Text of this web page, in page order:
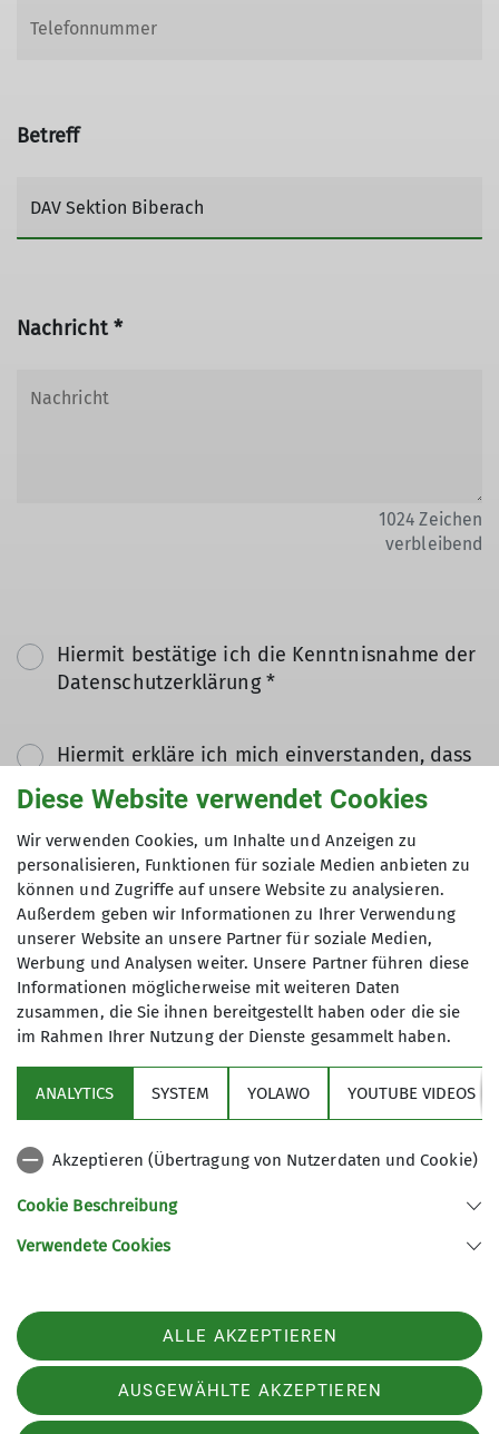
Betreff
Nachricht *
1024 Zeichen
verbleibend
Hiermit bestätige ich die Kenntnisnahme der
Datenschutzerklärung *
Hiermit erkläre ich mich einverstanden, dass
meine in das Kontaktformular eingegebenen
Daten elektronisch gesichert und zum Zweck
der Kontaktaufnahme verarbeitet und
genutzt werden. Mir ist bekannt, dass ich
meine Einwilligung jederzeit wiederrufen
kann. *
Mit (*) markierte Felder
sind Pflichtfelder
Absenden
Sektion
Aktuelles
88400 Biberach
Telefon +4973513207575
Diese Website verwendet Cookies
Wir verwenden Cookies, um Inhalte und Anzeigen zu
personalisieren, Funktionen für soziale Medien anbieten zu
können und Zugriffe auf unsere Website zu analysieren.
Außerdem geben wir Informationen zu Ihrer Verwendung
unserer Website an unsere Partner für soziale Medien,
Werbung und Analysen weiter. Unsere Partner führen diese
Informationen möglicherweise mit weiteren Daten
zusammen, die Sie ihnen bereitgestellt haben oder die sie
im Rahmen Ihrer Nutzung der Dienste gesammelt haben.
ANALYTICS SYSTEM YOLAWO YOUTUBE VIDEOS
Akzeptieren (Übertragung von Nutzerdaten und Cookie)
Cookie Beschreibung
Verwendete Cookies
ALLE AKZEPTIEREN
AUSGEWÄHLTE AKZEPTIEREN